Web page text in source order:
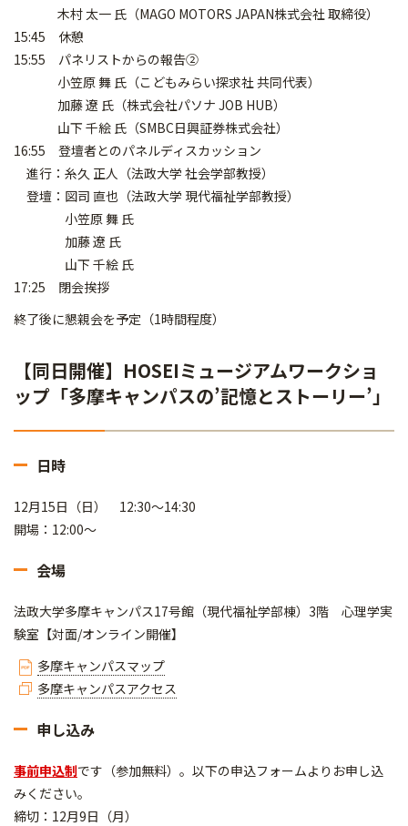
木村 太一 氏（MAGO MOTORS JAPAN株式会社 取締役）
15:45 休憩
15:55 パネリストからの報告②
小笠原 舞 氏（こどもみらい探求社 共同代表）
加藤 遼 氏（株式会社パソナ JOB HUB）
山下 千絵 氏（SMBC日興証券株式会社）
16:55 登壇者とのパネルディスカッション
進行：糸久 正人（法政大学 社会学部教授）
登壇：図司 直也（法政大学 現代福祉学部教授）
小笠原 舞 氏
加藤 遼 氏
山下 千絵 氏
17:25 閉会挨拶
終了後に懇親会を予定（1時間程度）
【同日開催】HOSEIミュージアムワークショ
ップ「多摩キャンパスの’記憶とストーリー’」
日時
12月15日（日） 12:30～14:30
開場：12:00～
会場
法政大学多摩キャンパス17号館（現代福祉学部棟）3階 心理学実
験室【対面/オンライン開催】
多摩キャンパスマップ
多摩キャンパスアクセス
申し込み
事前申込制です（参加無料）。以下の申込フォームよりお申し込
みください。
締切：12月9日（月）